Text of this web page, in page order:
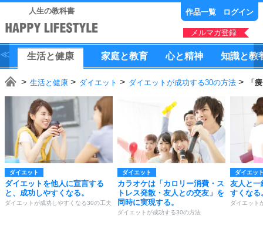
人生の教科書 作品一覧 ログイン
メルマガ登録
生活と健康 家庭と教育 心と精神 知識と教
生活と健康 ダイエット ダイエットが成功する30の方法 「
ダイエット
ダイエットを他人に宣言する
と、成功しやすくなる。
ダイエットが成功しやすくなる30の工夫
ダイエット
カラオケは「カロリー消費・ス
トレス発散・友人との交友」を
同時に実現する。
ダイエットが成功する30の方法
ダイエッ
友人と一
すくなる
ダイエット